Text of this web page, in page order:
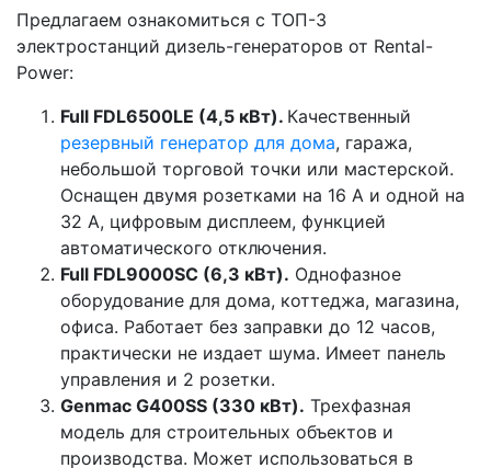
Предлагаем ознакомиться с ТОП-3
электростанций дизель-генераторов от Rental-
Power:
Full FDL6500LE (4,5 кВт). Качественный
резервный генератор для дома, гаража,
небольшой торговой точки или мастерской.
Оснащен двумя розетками на 16 А и одной на
32 А, цифровым дисплеем, функцией
автоматического отключения.
Full FDL9000SC (6,3 кВт). Однофазное
оборудование для дома, коттеджа, магазина,
офиса. Работает без заправки до 12 часов,
практически не издает шума. Имеет панель
управления и 2 розетки.
Genmac G400SS (330 кВт). Трехфазная
модель для строительных объектов и
производства. Может использоваться в